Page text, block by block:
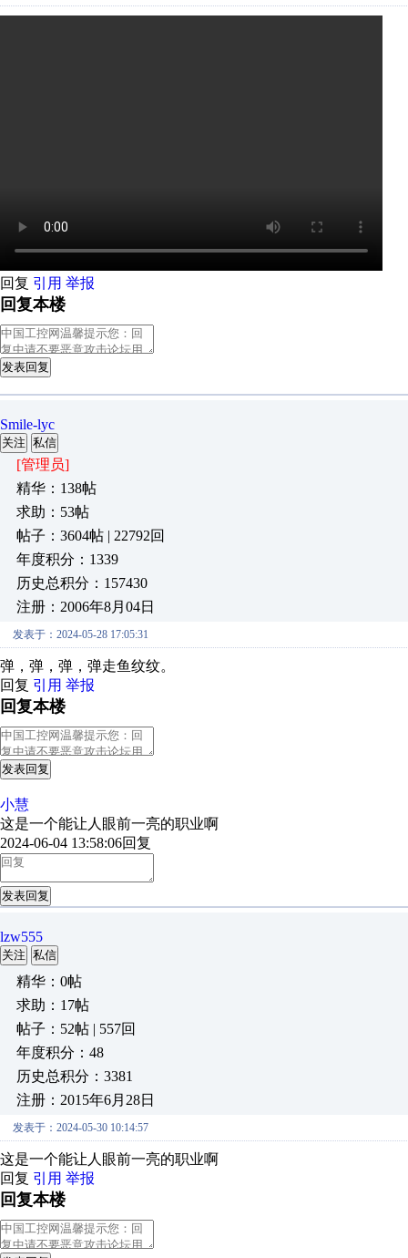
回复 引用 举报
回复本楼
发表回复
Smile-lyc
关注 私信
[管理员]
精华：138帖
求助：53帖
帖子：3604帖 | 22792回
年度积分：1339
历史总积分：157430
注册：2006年8月04日
发表于：2024-05-28 17:05:31
弹，弹，弹，弹走鱼纹纹。
回复 引用 举报
回复本楼
发表回复
小慧
这是一个能让人眼前一亮的职业啊
2024-06-04 13:58:06回复
发表回复
lzw555
关注 私信
精华：0帖
求助：17帖
帖子：52帖 | 557回
年度积分：48
历史总积分：3381
注册：2015年6月28日
发表于：2024-05-30 10:14:57
这是一个能让人眼前一亮的职业啊
回复 引用 举报
回复本楼